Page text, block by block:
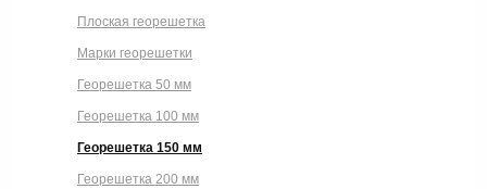
Плоская георешетка
Марки георешетки
Георешетка 50 мм
Георешетка 100 мм
Георешетка 150 мм
Георешетка 200 мм